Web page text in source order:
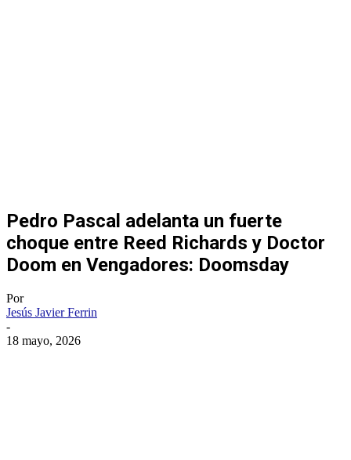
Pedro Pascal adelanta un fuerte
choque entre Reed Richards y Doctor
Doom en Vengadores: Doomsday
Por
Jesús Javier Ferrin
-
18 mayo, 2026